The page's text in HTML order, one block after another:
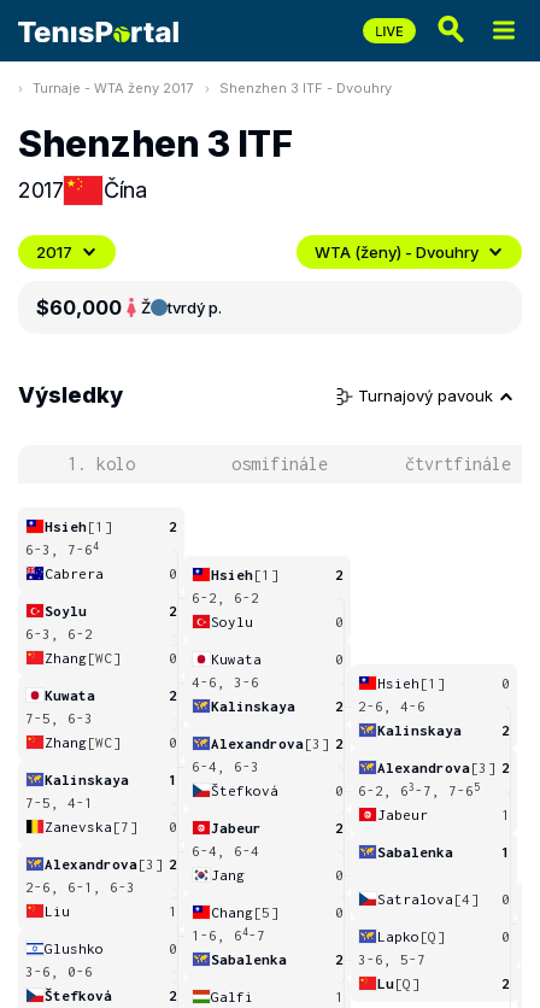
Turnaje - WTA ženy 2017 Shenzhen 3 ITF - Dvouhry
Shenzhen 3 ITF
2017 Čína
2017 WTA (ženy) - Dvouhry
$60,000 Ž tvrdý p.
Výsledky Turnajový pavouk
1. kolo osmifinále čtvrtfinále
Hsieh[1]
2
6-3, 7-64
Cabrera 0
Soylu
2
6-3, 6-2
Zhang[WC] 0
Kuwata
2
7-5, 6-3
Zhang[WC] 0
Kalinskaya
1
7-5, 4-1
Zanevska [7] 0
Alexandrova[3] 2
2-6, 6-1, 6-3
Liu
1
Glushko
0
3-6, 0-6
Štefková
2
Hsieh[1]
2
6-2, 6-2
Soylu
0
Kuwata
0
4-6, 3-6
Kalinskaya
2
Alexandrova[3] 2
6-4, 6-3
Štefková
0
Jabeur
2
6-4, 6-4
Jang
0
Chang[5]
0
1-6, 64-7
Sabalenka
2
Galfi
1
Hsieh [1]
0
2-6, 4-6
Kalinskaya
2
Alexandrova[3] 2
6-2, 63 -7, 7-6 5
Jabeur 1
Sabalenka 1
Satralova [4] 0
Lapko [Q]
0
3-6, 5-7
Lu[Q] 2